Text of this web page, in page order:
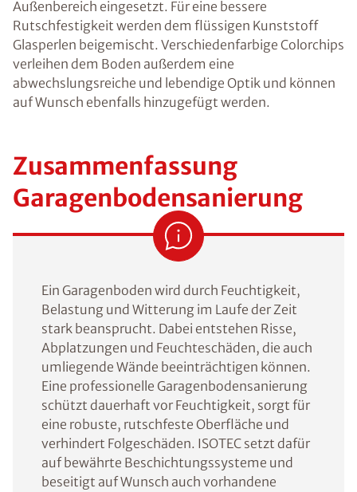
Außenbereich eingesetzt. Für eine bessere
Rutschfestigkeit werden dem flüssigen Kunststoff
Glasperlen beigemischt. Verschiedenfarbige Colorchips
verleihen dem Boden außerdem eine
abwechslungsreiche und lebendige Optik und können
auf Wunsch ebenfalls hinzugefügt werden.
Zusammenfassung
Garagenbodensanierung
Ein Garagenboden wird durch Feuchtigkeit,
Belastung und Witterung im Laufe der Zeit
stark beansprucht. Dabei entstehen Risse,
Abplatzungen und Feuchteschäden, die auch
umliegende Wände beeinträchtigen können.
Eine professionelle Garagenbodensanierung
schützt dauerhaft vor Feuchtigkeit, sorgt für
eine robuste, rutschfeste Oberfläche und
verhindert Folgeschäden. ISOTEC setzt dafür
auf bewährte Beschichtungssysteme und
beseitigt auf Wunsch auch vorhandene